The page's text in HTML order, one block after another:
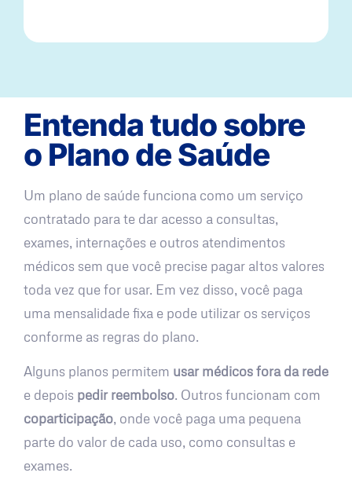
Entenda tudo sobre
o Plano de Saúde
Um plano de saúde funciona como um serviço
contratado para te dar acesso a consultas,
exames, internações e outros atendimentos
médicos sem que você precise pagar altos valores
toda vez que for usar. Em vez disso, você paga
uma mensalidade fixa e pode utilizar os serviços
conforme as regras do plano.
Alguns planos permitem usar médicos fora da rede
e depois pedir reembolso. Outros funcionam com
coparticipação, onde você paga uma pequena
parte do valor de cada uso, como consultas e
exames.